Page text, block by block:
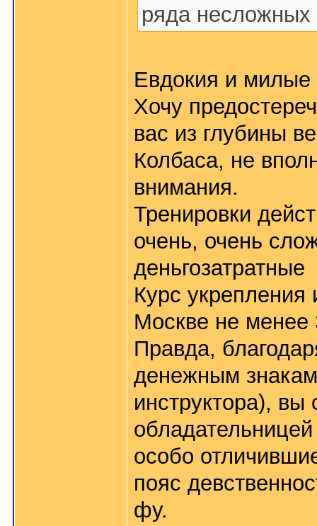
ряда несложных
Евдокия и
Хочу
вас из глубины
Колбаса, не
внимания.
Тренировки
очень, очень
деньгозатратные
Курс укрепления
Москве не менее
Правда,
денежным
инструктора), вы
особо
пояс
фу.